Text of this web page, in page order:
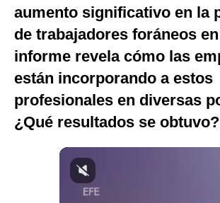
gestion.pe
¿quiénes
Términos
Y
Condiciones
aumento significativo en la
de trabajadores foráneos
informe revela cómo las
están incorporando a estos
profesionales en diversas
¿Qué resultados se obtuvo?